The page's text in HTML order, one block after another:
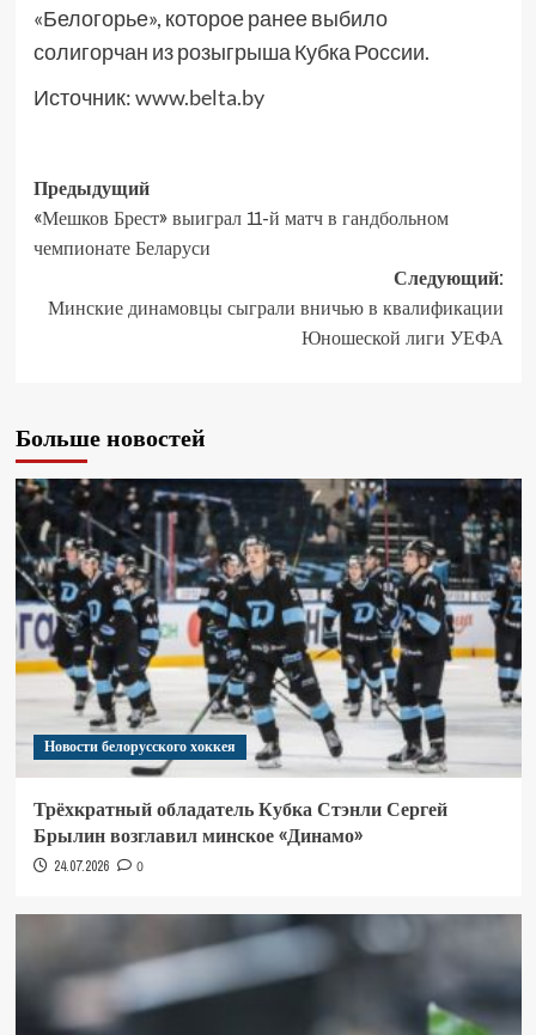
«Белогорье», которое ранее выбило
солигорчан из розыгрыша Кубка России.
Источник:www.belta.by
Предыдущий
«Мешков Брест» выиграл 11-й матч в гандбольном
чемпионате Беларуси
Следующий:
Минские динамовцы сыграли вничью в квалификации
Юношеской лиги УЕФА
Больше новостей
Новости белорусского хоккея
Трёхкратный обладатель Кубка Стэнли Сергей
Брылин возглавил минское «Динамо»
24.07.2026 0